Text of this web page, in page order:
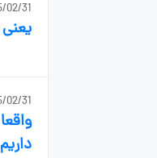
02/31
02/31